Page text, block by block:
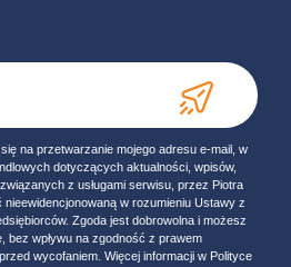
na przetwarzanie mojego adresu e-mail, w
dotyczących aktualności, wpisów,
z usługami serwisu, przez Piotra
nieewidencjonowaną w rozumieniu Ustawy z
Zgoda jest dobrowolna i możesz
bez wpływu na zgodność z prawem
wycofaniem. Więcej informacji w Polityce